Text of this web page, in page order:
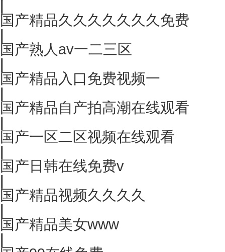
|
国产精品久久久久久久久免费
|
国产熟人av一二三区
|
国产精品入口免费视频一
|
国产精品自产拍高潮在线观看
|
国产一区二区视频在线观看
|
国产日韩在线免费v
|
国产精品视频久久久久
|
国产精品美女www
|